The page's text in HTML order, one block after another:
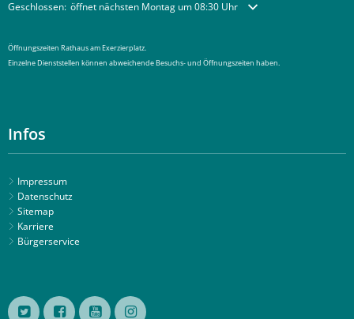
Klicken, um weitere Öffnungs- oder Schließzeiten auszublenden
Geschlossen: öffnet nächsten Montag um 08:30 Uhr
Öffnungszeiten Rathaus am Exerzierplatz.
Einzelne Dienststellen können abweichende Besuchs- und Öffnungszeiten haben.
Infos
Impressum
Datenschutz
Sitemap
Karriere
Bürgerservice